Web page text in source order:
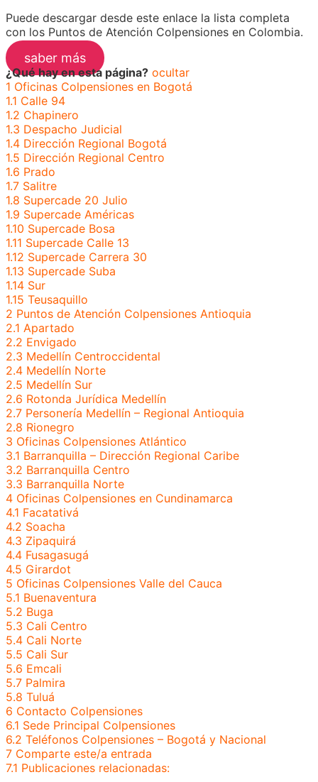
Puede descargar desde este enlace la lista completa
con los Puntos de Atención Colpensiones en Colombia.
saber más
¿Qué hay en esta página? ocultar
1 Oficinas Colpensiones en Bogotá
1.1 Calle 94
1.2 Chapinero
1.3 Despacho Judicial
1.4 Dirección Regional Bogotá
1.5 Dirección Regional Centro
1.6 Prado
1.7 Salitre
1.8 Supercade 20 Julio
1.9 Supercade Américas
1.10 Supercade Bosa
1.11 Supercade Calle 13
1.12 Supercade Carrera 30
1.13 Supercade Suba
1.14 Sur
1.15 Teusaquillo
2 Puntos de Atención Colpensiones Antioquia
2.1 Apartado
2.2 Envigado
2.3 Medellín Centroccidental
2.4 Medellín Norte
2.5 Medellín Sur
2.6 Rotonda Jurídica Medellín
2.7 Personería Medellín – Regional Antioquia
2.8 Rionegro
3 Oficinas Colpensiones Atlántico
3.1 Barranquilla – Dirección Regional Caribe
3.2 Barranquilla Centro
3.3 Barranquilla Norte
4 Oficinas Colpensiones en Cundinamarca
4.1 Facatativá
4.2 Soacha
4.3 Zipaquirá
4.4 Fusagasugá
4.5 Girardot
5 Oficinas Colpensiones Valle del Cauca
5.1 Buenaventura
5.2 Buga
5.3 Cali Centro
5.4 Cali Norte
5.5 Cali Sur
5.6 Emcali
5.7 Palmira
5.8 Tuluá
6 Contacto Colpensiones
6.1 Sede Principal Colpensiones
6.2 Teléfonos Colpensiones – Bogotá y Nacional
7 Comparte este/a entrada
7.1 Publicaciones relacionadas: